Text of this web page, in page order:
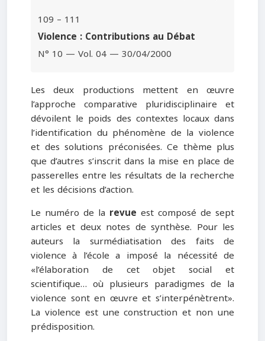
109 – 111
Violence : Contributions au Débat
N° 10 — Vol. 04 — 30/04/2000
Les deux productions mettent en œuvre
l’approche comparative pluridisciplinaire et
dévoilent le poids des contextes locaux dans
l’identification du phénomène de la violence
et des solutions préconisées. Ce thème plus
que d’autres s’inscrit dans la mise en place de
passerelles entre les résultats de la recherche
et les décisions d’action.
Le numéro de la revue est composé de sept
articles et deux notes de synthèse. Pour les
auteurs la surmédiatisation des faits de
violence à l’école a imposé la nécessité de
«l’élaboration de cet objet social et
scientifique… où plusieurs paradigmes de la
violence sont en œuvre et s’interpénètrent».
La violence est une construction et non une
prédisposition.